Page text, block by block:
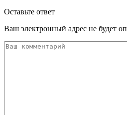
Оставьте ответ
Ваш электронный адрес не будет